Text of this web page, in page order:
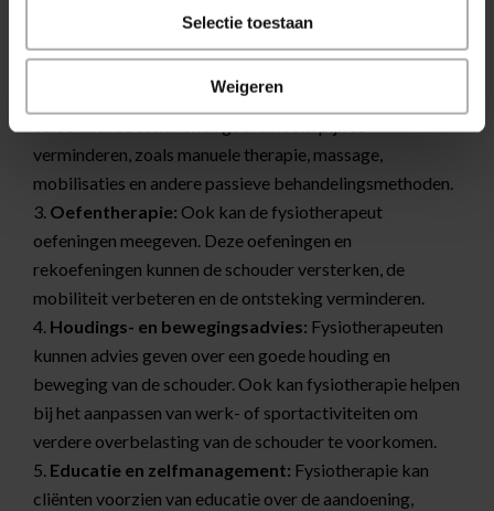
Selectie toestaan
Weigeren
die bij kunnen dragen aan de slijmbeursontsteking, zoals
Binnen de fysiotherapie worden er
verminderen, zoals manuele therapie, massage,
mobilisaties en andere passieve behandelingsmethoden.
Oefentherapie: Ook kan de fysiotherapeut
oefeningen meegeven. Deze oefeningen en
rekoefeningen kunnen de schouder versterken, de
mobiliteit verbeteren en de ontsteking verminderen.
Houdings- en bewegingsadvies: Fysiotherapeuten
kunnen advies geven over een goede houding en
beweging van de schouder. Ook kan fysiotherapie helpen
bij het aanpassen van werk- of sportactiviteiten om
verdere overbelasting van de schouder te voorkomen.
Educatie en zelfmanagement: Fysiotherapie kan
cliënten voorzien van educatie over de aandoening,